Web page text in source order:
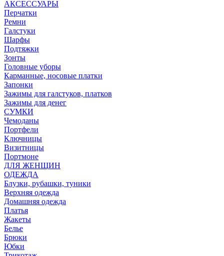
АКСЕССУАРЫ
Перчатки
Ремни
Галстуки
Шарфы
Подтяжки
Зонты
Головные уборы
Карманные, носовые платки
Запонки
Зажимы для галстуков, платков
Зажимы для денег
СУМКИ
Чемоданы
Портфели
Ключницы
Визитницы
Портмоне
ДЛЯ ЖЕНЩИН
ОДЕЖДА
Блузки, рубашки, туники
Верхняя одежда
Домашняя одежда
Платья
Жакеты
Белье
Брюки
Юбки